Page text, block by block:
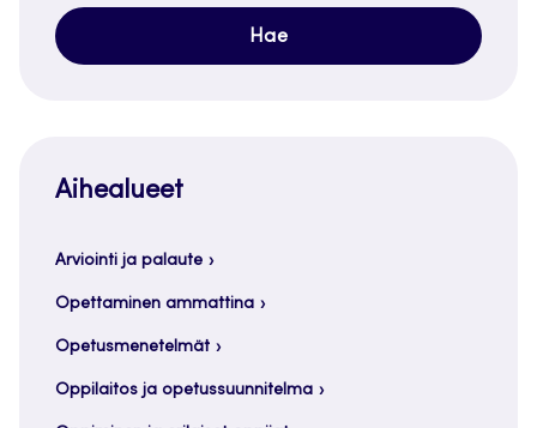
Aihealueet
Arviointi ja palaute
Opettaminen ammattina
Opetusmenetelmät
Oppilaitos ja opetussuunnitelma